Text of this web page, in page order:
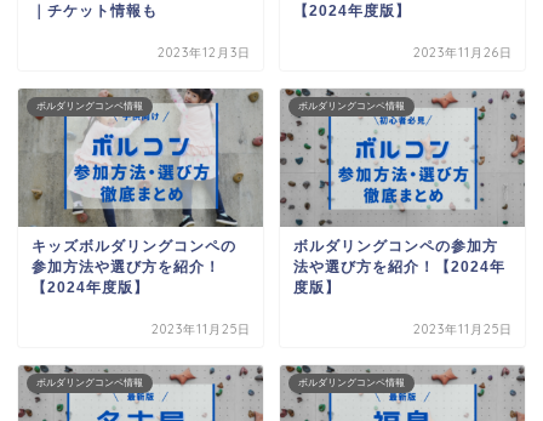
｜チケット情報も
2023年12月3日
【2024年度版】
2023年11月26日
ボルダリングコンペ情報
キッズボルダリングコンペの
参加方法や選び方を紹介！
【2024年度版】
2023年11月25日
ボルダリングコンペ情報
ボルダリングコンペの参加方
法や選び方を紹介！【2024年
度版】
2023年11月25日
ボルダリングコンペ情報 ボルダリングコンペ情報